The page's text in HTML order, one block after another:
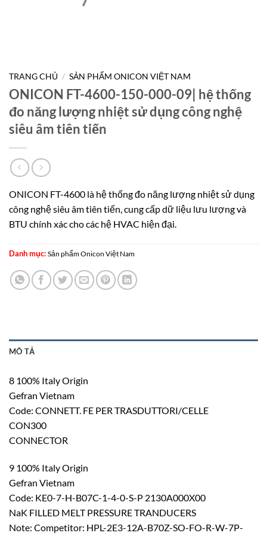
TRANG CHỦ / SẢN PHẨM ONICON VIỆT NAM
ONICON FT-4600-150-000-09| hệ thống
đo năng lượng nhiệt sử dụng công nghệ
siêu âm tiên tiến
ONICON FT-4600 là hệ thống đo năng lượng nhiệt sử dụng
công nghệ siêu âm tiên tiến, cung cấp dữ liệu lưu lượng và
BTU chính xác cho các hệ HVAC hiện đại.
Danh mục: Sản phẩm Onicon Việt Nam
MÔ TẢ
8 100% Italy Origin
Gefran Vietnam
Code: CONNETT. FE PER TRASDUTTORI/CELLE
CON300
CONNECTOR
9 100% Italy Origin
Gefran Vietnam
Code: KE0-7-H-B07C-1-4-0-S-P 2130A000X00
NaK FILLED MELT PRESSURE TRANDUCERS
Note: Competitor: HPL-2E3-12A-B70Z-SO-FO-R-W-7P-